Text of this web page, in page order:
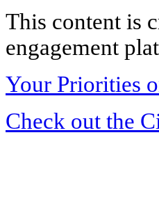
This content is
engagement
Your Priorities
Check out the